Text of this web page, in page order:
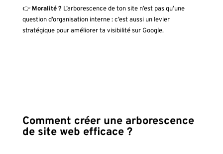
👉 Moralité ?L’arborescence de ton site n’est pas qu’une
question d’organisation interne : c’est aussi un levier
stratégique pour améliorer ta visibilité sur Google.
Comment créer une arborescence
de site web efficace ?